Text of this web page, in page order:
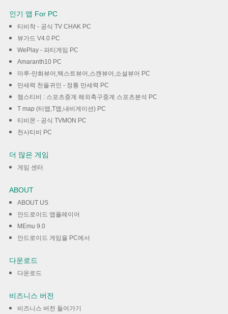
인기 앱 For PC
티비착 - 공식 TV CHAK PC
뷰가드 V4.0 PC
WePlay - 파티게임 PC
Amaranth10 PC
마루-만화뷰어,텍스트뷰어,스캔뷰어,소설뷰어 PC
만세력 천을귀인 - 정통 만세력 PC
챔스티비 : 스포츠중계 해외축구중계 스포츠분석 PC
T map (티맵,T맵,내비게이션) PC
티비몬 - 공식 TVMON PC
천사티비 PC
더 많은 게임
게임 센터
ABOUT
ABOUT US
안드로이드 앱플레이어
MEmu 9.0
안드로이드 게임을 PC에서
다운로드
다운로드
비즈니스 버전
비즈니스 버전 들어가기